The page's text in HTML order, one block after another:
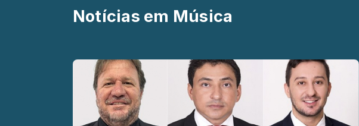
Notícias em Música